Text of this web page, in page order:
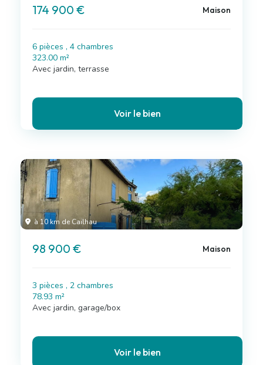
174 900 € Maison
6 pièces , 4 chambres
323.00 m²
Avec jardin, terrasse
Voir le bien
à 10 km de Cailhau
98 900 € Maison
3 pièces , 2 chambres
78.93 m²
Avec jardin, garage/box
Voir le bien